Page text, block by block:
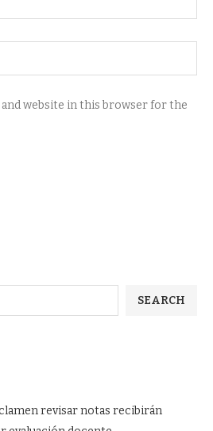
and website in this browser for the
SEARCH
revisar notas recibirán